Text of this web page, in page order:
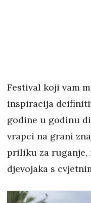
Festival koji vam
inspiracija
godine u godinu
vrapci na grani
priliku za ruganje,
djevojaka s